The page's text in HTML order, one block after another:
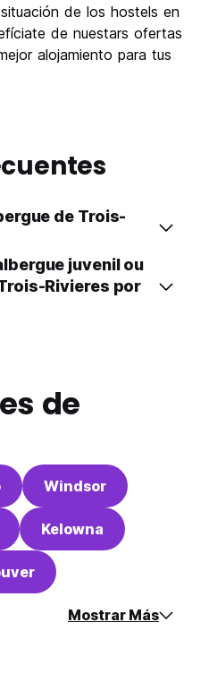
de los hostels en
de nuestars ofertas
alojamiento para tus
de Trois-
juvenil ou
Rivieres por
de
Windsor
Kelowna
Mostrar Más